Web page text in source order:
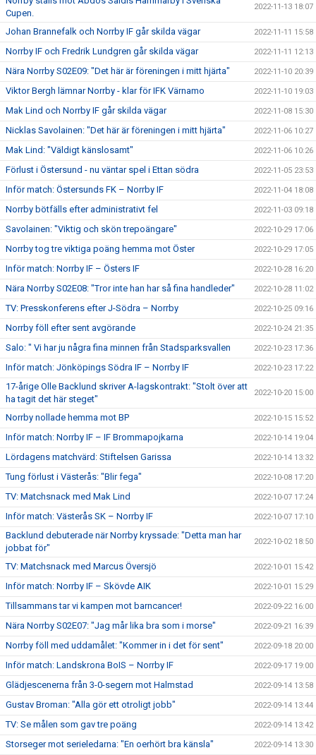
Cupen.
2022-11-13 18:07
Johan Brannefalk och Norrby IF går skilda vägar 2022-11-11 15:58
Norrby IF och Fredrik Lundgren går skilda vägar 2022-11-11 12:13
Nära Norrby S02E09: "Det här är föreningen i mitt hjärta" 2022-11-10 20:39
Viktor Bergh lämnar Norrby - klar för IFK Värnamo 2022-11-10 19:03
Mak Lind och Norrby IF går skilda vägar 2022-11-08 15:30
Nicklas Savolainen: "Det här är föreningen i mitt hjärta" 2022-11-06 10:27
Mak Lind: "Väldigt känslosamt" 2022-11-06 10:26
Förlust i Östersund - nu väntar spel i Ettan södra 2022-11-05 23:53
Inför match: Östersunds FK – Norrby IF 2022-11-04 18:08
Norrby bötfälls efter administrativt fel 2022-11-03 09:18
Savolainen: "Viktig och skön trepoängare" 2022-10-29 17:06
Norrby tog tre viktiga poäng hemma mot Öster 2022-10-29 17:05
Inför match: Norrby IF – Östers IF 2022-10-28 16:20
Nära Norrby S02E08: "Tror inte han har så fina handleder" 2022-10-28 11:02
TV: Presskonferens efter J-Södra – Norrby 2022-10-25 09:16
Norrby föll efter sent avgörande 2022-10-24 21:35
Salo: " Vi har ju några fina minnen från Stadsparksvallen 2022-10-23 17:36
Inför match: Jönköpings Södra IF – Norrby IF 2022-10-23 17:22
17-årige Olle Backlund skriver A-lagskontrakt: "Stolt över att
ha tagit det här steget"
2022-10-20 15:00
Norrby nollade hemma mot BP 2022-10-15 15:52
Inför match: Norrby IF – IF Brommapojkarna 2022-10-14 19:04
Lördagens matchvärd: Stiftelsen Garissa 2022-10-14 13:32
Tung förlust i Västerås: "Blir fega" 2022-10-08 17:20
TV: Matchsnack med Mak Lind 2022-10-07 17:24
Inför match: Västerås SK – Norrby IF 2022-10-07 17:10
Backlund debuterade när Norrby kryssade: "Detta man har
jobbat för"
2022-10-02 18:50
TV: Matchsnack med Marcus Översjö 2022-10-01 15:42
Inför match: Norrby IF – Skövde AIK 2022-10-01 15:29
Tillsammans tar vi kampen mot barncancer! 2022-09-22 16:00
Nära Norrby S02E07: "Jag mår lika bra som i morse" 2022-09-21 16:39
Norrby föll med uddamålet: "Kommer in i det för sent" 2022-09-18 20:00
Inför match: Landskrona BoIS – Norrby IF 2022-09-17 19:00
Glädjescenerna från 3-0-segern mot Halmstad 2022-09-14 13:58
Gustav Broman: "Alla gör ett otroligt jobb" 2022-09-14 13:44
TV: Se målen som gav tre poäng 2022-09-14 13:42
Storseger mot serieledarna: "En oerhört bra känsla" 2022-09-14 13:30